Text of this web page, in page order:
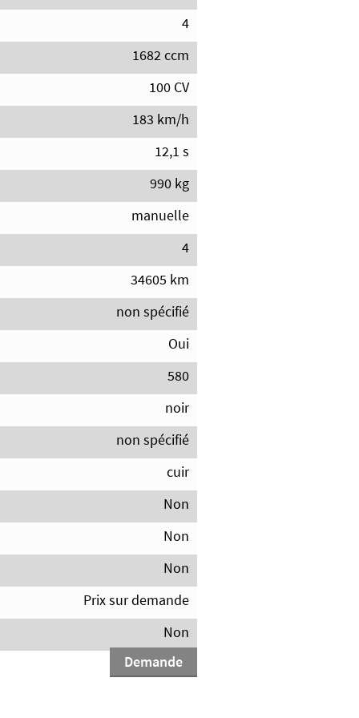
4
1682 ccm
100 CV
183 km/h
12,1 s
990 kg
manuelle
4
34605 km
non spécifié
Oui
580
noir
non spécifié
cuir
Non
Non
Non
Prix sur demande
Non
Demande